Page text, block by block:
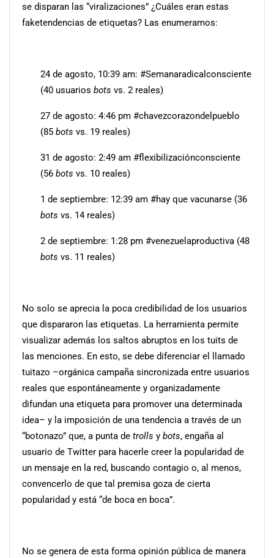
se disparan las “viralizaciones” ¿Cuáles eran estas
faketendencias de etiquetas? Las enumeramos:
24 de agosto, 10:39 am: #Semanaradicalconsciente
(40 usuarios bots vs. 2 reales)
27 de agosto: 4:46 pm #chavezcorazondelpueblo
(85 bots vs. 19 reales)
31 de agosto: 2:49 am #flexibilizaciónconsciente
(56 bots vs. 10 reales)
1 de septiembre: 12:39 am #hay que vacunarse (36
bots vs. 14 reales)
2 de septiembre: 1:28 pm #venezuelaproductiva (48
bots vs. 11 reales)
No solo se aprecia la poca credibilidad de los usuarios
que dispararon las etiquetas. La herramienta permite
visualizar además los saltos abruptos en los tuits de
las menciones. En esto, se debe diferenciar el llamado
tuitazo –orgánica campaña sincronizada entre usuarios
reales que espontáneamente y organizadamente
difundan una etiqueta para promover una determinada
idea– y la imposición de una tendencia a través de un
“botonazo” que, a punta de trolls y bots, engaña al
usuario de Twitter para hacerle creer la popularidad de
un mensaje en la red, buscando contagio o, al menos,
convencerlo de que tal premisa goza de cierta
popularidad y está “de boca en boca”.
No se genera de esta forma opinión pública de manera